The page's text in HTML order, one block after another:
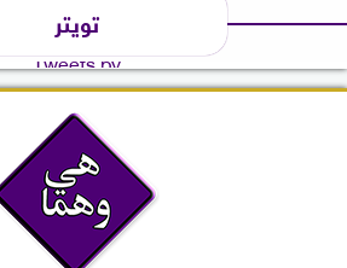
تويتر
Tweets by